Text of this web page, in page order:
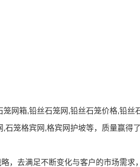
网箱,铅丝石笼网,铅丝石笼价格,铅丝
石笼格宾网,格宾网护坡等，质量赢得
，去满足不断变化与客户的市场需求